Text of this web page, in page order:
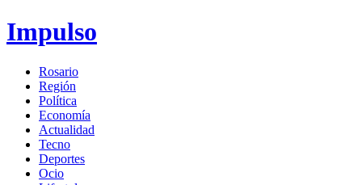
Impulso
Rosario
Región
Política
Economía
Actualidad
Tecno
Deportes
Ocio